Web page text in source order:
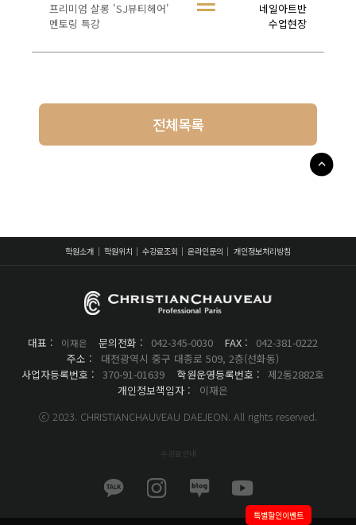
프리미엄 살롱 'SJ뷰티헤어'
멘토링 특강
네일아트반
수업현장
전체목록
학원소개 학원위치 수강료조회 온라인문의 개인정보처리방침
대표 : 이재은 문의전화 : 042-345-0030 FAX :
042-381-0222
주소 :
대전광역시 중구 대종로 509, 2층(선화동)
사업자등록번호 : 370-91-01639 학원운영등록번호 :
제2동2882호
개인정보책임자 :
이재은
ⓒ 2023. CHRISTIANCHAUVEAU DAEJEON. All rights reserved.
수강료안내
특별할인이벤트